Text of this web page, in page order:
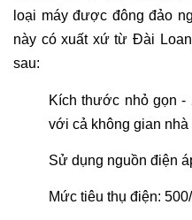
loại máy được đông đảo
này có xuất xứ từ Đài
sau:
Kích thước nhỏ gọn -
với cả không gian nhà
Sử dụng nguồn điện
Mức tiêu thụ điện: